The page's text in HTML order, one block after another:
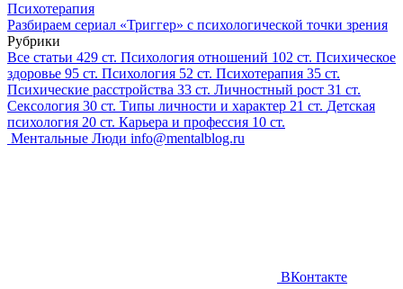
Психотерапия
Разбираем сериал «Триггер» с психологической точки зрения
Рубрики
Все статьи 429 ст. Психология отношений 102 ст. Психическое
здоровье 95 ст. Психология 52 ст. Психотерапия 35 ст.
Психические расстройства 33 ст. Личностный рост 31 ст.
Сексология 30 ст. Типы личности и характер 21 ст. Детская
психология 20 ст. Карьера и профессия 10 ст.
Ментальные Люди info@mentalblog.ru
ВКонтакте